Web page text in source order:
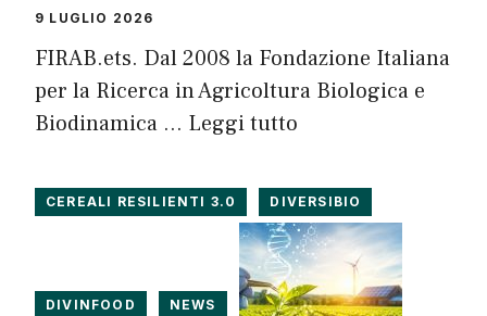
9 LUGLIO 2026
FIRAB.ets. Dal 2008 la Fondazione Italiana
per la Ricerca in Agricoltura Biologica e
Biodinamica … Leggi tutto
CEREALI RESILIENTI 3.0 DIVERSIBIO
DIVINFOOD NEWS